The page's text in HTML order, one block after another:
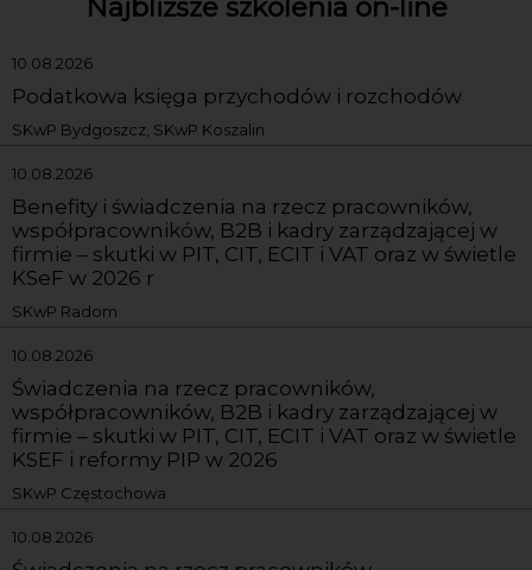
Najbliższe szkolenia on-line
10.08.2026
Podatkowa księga przychodów i rozchodów
SKwP Bydgoszcz, SKwP Koszalin
10.08.2026
Benefity i świadczenia na rzecz pracowników,
współpracowników, B2B i kadry zarządzającej w
firmie – skutki w PIT, CIT, ECIT i VAT oraz w świetle
KSeF w 2026 r
SKwP Radom
10.08.2026
Świadczenia na rzecz pracowników,
współpracowników, B2B i kadry zarządzającej w
firmie – skutki w PIT, CIT, ECIT i VAT oraz w świetle
KSEF i reformy PIP w 2026
SKwP Częstochowa
10.08.2026